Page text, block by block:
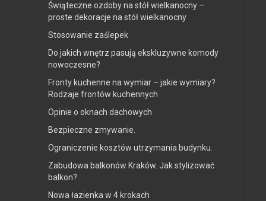
Świąteczne ozdoby na stół wielkanocny –
proste dekoracje na stół wielkanocny
Stosowanie zaślepek
Do jakich wnętrz pasują ekskluzywne komody
nowoczesne?
Fronty kuchenne na wymiar – jakie wymiary?
Rodzaje frontów kuchennych
Opinie o oknach dachowych
Bezpieczne zmywanie.
Ograniczenie kosztów utrzymania budynku.
Zabudowa balkonów Kraków. Jak stylizować
balkon?
Nowa łazienka w 4 krokach